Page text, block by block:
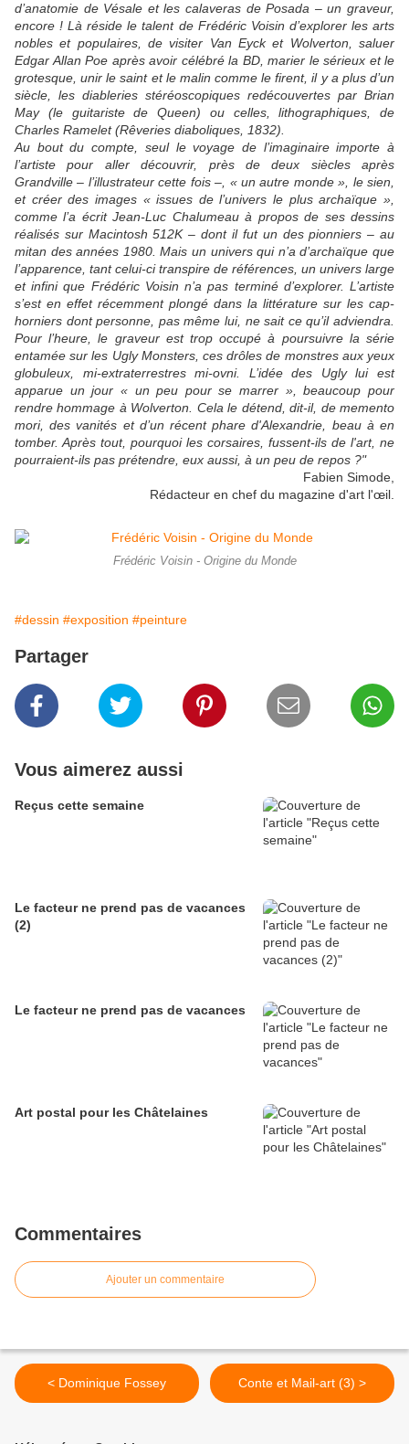
d’anatomie de Vésale et les calaveras de Posada – un graveur,
encore ! Là réside le talent de Frédéric Voisin d’explorer les arts
nobles et populaires, de visiter Van Eyck et Wolverton, saluer
Edgar Allan Poe après avoir célébré la BD, marier le sérieux et le
grotesque, unir le saint et le malin comme le firent, il y a plus d’un
siècle, les diableries stéréoscopiques redécouvertes par Brian
May (le guitariste de Queen) ou celles, lithographiques, de
Charles Ramelet (Rêveries diaboliques, 1832).
Au bout du compte, seul le voyage de l’imaginaire importe à
l’artiste pour aller découvrir, près de deux siècles après
Grandville – l’illustrateur cette fois –, « un autre monde », le sien,
et créer des images « issues de l’univers le plus archaïque »,
comme l’a écrit Jean-Luc Chalumeau à propos de ses dessins
réalisés sur Macintosh 512K – dont il fut un des pionniers – au
mitan des années 1980. Mais un univers qui n’a d’archaïque que
l’apparence, tant celui-ci transpire de références, un univers large
et infini que Frédéric Voisin n’a pas terminé d’explorer. L’artiste
s’est en effet récemment plongé dans la littérature sur les cap-
horniers dont personne, pas même lui, ne sait ce qu’il adviendra.
Pour l’heure, le graveur est trop occupé à poursuivre la série
entamée sur les Ugly Monsters, ces drôles de monstres aux yeux
globuleux, mi-extraterrestres mi-ovni. L’idée des Ugly lui est
apparue un jour « un peu pour se marrer », beaucoup pour
rendre hommage à Wolverton. Cela le détend, dit-il, de memento
mori, des vanités et d’un récent phare d'Alexandrie, beau à en
tomber. Après tout, pourquoi les corsaires, fussent-ils de l'art, ne
pourraient-ils pas prétendre, eux aussi, à un peu de repos ?"
Fabien Simode,
Rédacteur en chef du magazine d'art l'œil.
Frédéric Voisin - Origine du Monde
#dessin #exposition #peinture
Partager
Vous aimerez aussi
Reçus cette semaine
Le facteur ne prend pas de vacances
(2)
Le facteur ne prend pas de vacances
Art postal pour les Châtelaines
Commentaires
Ajouter un commentaire
< Dominique Fossey Conte et Mail-art (3) >